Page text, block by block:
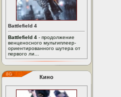
Battlefield 4
Battlefield 4 - продолжение
венценосного мультиплеер-
ориентированного шутера от
первого ли...
Кино